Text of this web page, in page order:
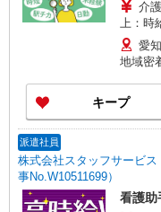
介
上：時
1,300円〜1,750円
費、諸
愛
地域密
キープ
派遣社員
株式会社スタッフサービ
事No.W10511699）
看護助